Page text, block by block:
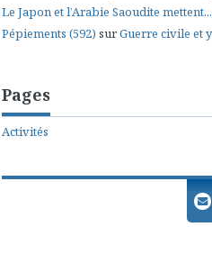
Le Japon et l’Arabie Saoudite mettent...
Pépiements (592) surGuerre civile et
Pages
Activités